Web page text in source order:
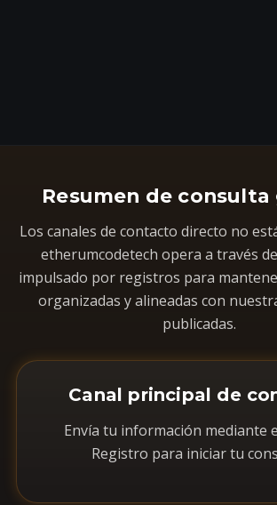
Resumen de consulta
Los canales de contacto directo no
etherumcodetech opera a través
impulsado por registros para
organizadas y alineadas con
publicadas.
Canal principal de
Envía tu información mediante
Registro para iniciar tu